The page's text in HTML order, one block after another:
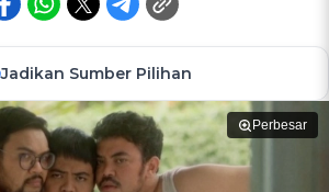
Jadikan Sumber Pilihan
Perbesar